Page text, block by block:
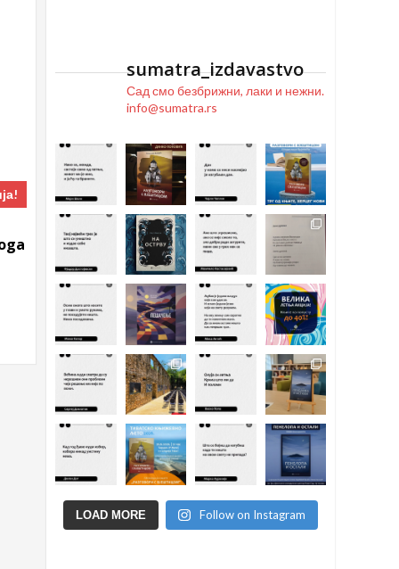
sumatra_izdavastvo
Сад смо безбрижни, лаки и нежни.
info@sumatra.rs
LOAD MORE Follow on Instagram